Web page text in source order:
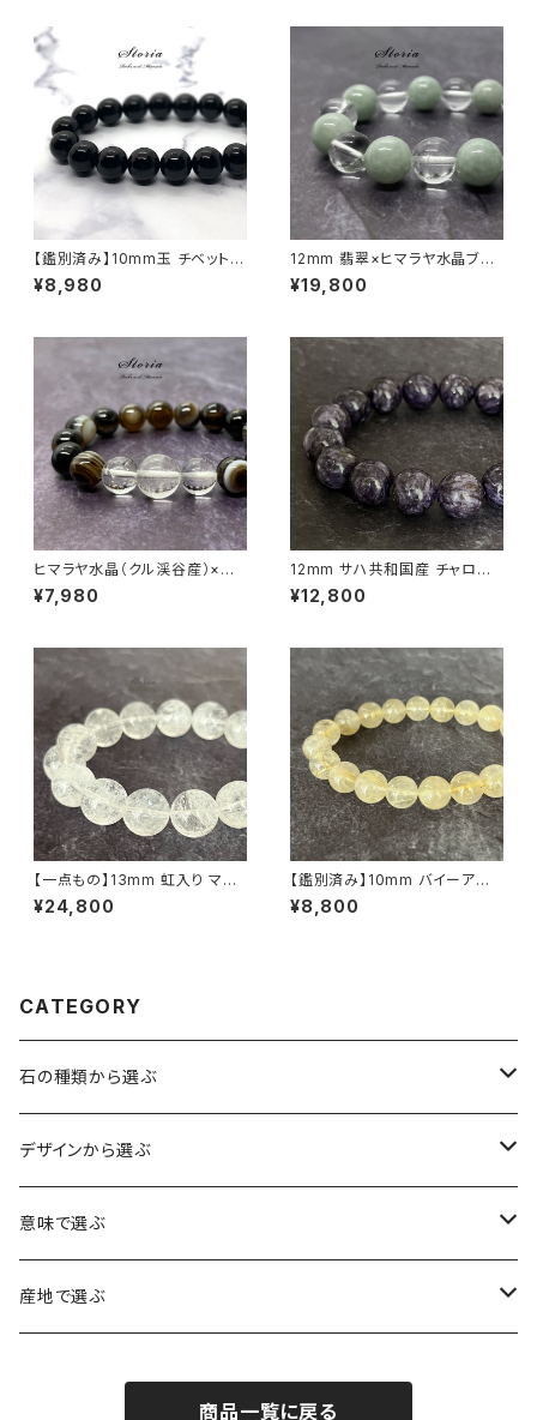
【鑑別済み】10mm玉 チベット産
モリオン（黒水晶/ケアンゴーム）
ブレスレット
¥8,980
12mm 翡翠×ヒマラヤ水晶ブレ
スレット
¥19,800
ヒマラヤ水晶（クル渓谷産）×天
眼石 ブレスレット
¥7,980
12mm サハ共和国産 チャロア
イト ブレスレット【画像現物】
¥12,800
【一点もの】13mm 虹入り マニ
カラン産 ヒマラヤ水晶 ブレスレ
ット【鑑別済み・M0714】
¥24,800
【鑑別済み】10mm バイーア州
産 ゴールデン ルチルクォーツ ブ
レスレット【画像現物・RT02】
¥8,800
CATEGORY
石の種類から選ぶ
水晶（クォーツ）
アイリスクォーツ（虹入り水晶）
ヒマラヤ水晶
ローズクォーツ（紅水晶）
アメジスト（紫水晶）
デザインから選ぶ
龍彫刻（水晶）
龍彫刻（オニキス）
意味で選ぶ
魔除け・厄除け
産地で選ぶ
商品一覧に戻る